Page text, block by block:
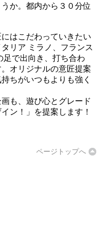
か。都内から３０分位
はこだわっていきたい
リア ミラノ、フランス
足で出向き、打ち合わ
オリジナルの意匠提案
ちがいつもよりも強く
も、遊び心とグレード
ン！」を提案します！
ページトップへ